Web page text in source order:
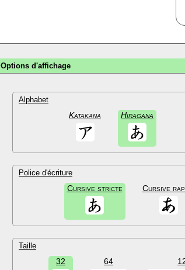
Options d'affichage
Alphabet
Katakana Hiragana
Police d'écriture
Cursive stricte Cursive
Taille
32 64